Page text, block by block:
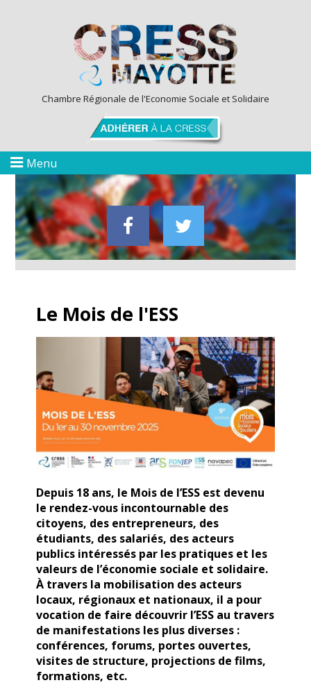
Chambre Régionale de l'Economie Sociale et Solidaire
Menu
Le Mois de l'ESS
Depuis 18 ans, le Mois de l’ESS est devenu
le rendez-vous incontournable des
citoyens, des entrepreneurs, des
étudiants, des salariés, des acteurs
publics intéressés par les pratiques et les
valeurs de l’économie sociale et solidaire.
À travers la mobilisation des acteurs
locaux, régionaux et nationaux, il a pour
vocation de faire découvrir l’ESS au travers
de manifestations les plus diverses :
conférences, forums, portes ouvertes,
visites de structure, projections de films,
formations, etc.